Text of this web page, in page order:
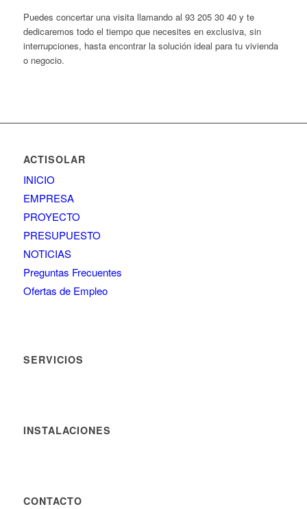
Puedes concertar una visita llamando al 93 205 30 40 y te
dedicaremos todo el tiempo que necesites en exclusiva, sin
interrupciones, hasta encontrar la solución ideal para tu vivienda
o negocio.
ACTISOLAR
INICIO
EMPRESA
PROYECTO
PRESUPUESTO
NOTICIAS
Preguntas Frecuentes
Ofertas de Empleo
SERVICIOS
INSTALACIONES
CONTACTO